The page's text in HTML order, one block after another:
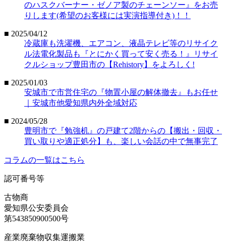
のハスクバーナー・ゼノア製のチェーンソー』をお売
りします(希望のお客様には実演指導付き)！！
■ 2025/04/12
冷蔵庫も洗濯機、エアコン、液晶テレビ等のリサイク
ル法電化製品も『とにかく買って安く売る！』リサイ
クルショップ豊田市の【Rehistory】をよろしく!
■ 2025/01/03
安城市で市営住宅の『物置小屋の解体撤去』もお任せ
｜安城市他愛知県内外全域対応
■ 2024/05/28
豊明市で『勉強机』の戸建て2階からの【搬出・回収・
買い取りや適正処分】も、楽しい会話の中で無事完了
コラムの一覧はこちら
認可番号等
古物商
愛知県公安委員会
第543850900500号
産業廃棄物収集運搬業